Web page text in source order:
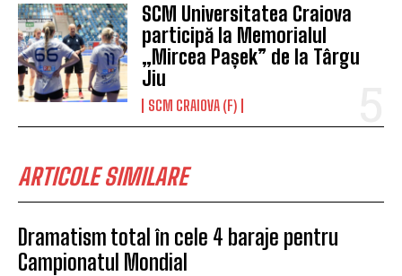
SCM Universitatea Craiova
participă la Memorialul
„Mircea Pașek” de la Târgu
Jiu
SCM CRAIOVA (F)
ARTICOLE SIMILARE
Dramatism total în cele 4 baraje pentru
Campionatul Mondial